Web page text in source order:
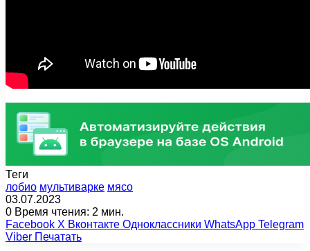
Теги
лобио мультиварке мясо
03.07.2023
0 Время чтения: 2 мин.
Facebook X Вконтакте Одноклассники WhatsApp Telegram
Viber Печатать